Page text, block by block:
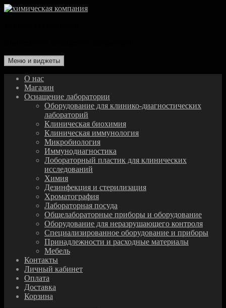
Перейти
Меню и виджеты
О нас
Магазин
Оснащение лаборатории
Оборудование для клинико-диагностических
лабораторий
Клиническая биохимия
Клиническая иммунология
Микробиология
Иммунодиагностика
Лобораторный пластик для клинических
исследований
Химия
Дезинфекция и стерилизация
Хроматография
Лабораторная посуда
Общелабораторные приборы и оборудование
Оборудование для неразрушающего контроля
Специализированное оборудование и приборы
Принадлежности и расходные материалы
Мебель
Контакты
Личный кабинет
Оплата
Доставка
Корзина